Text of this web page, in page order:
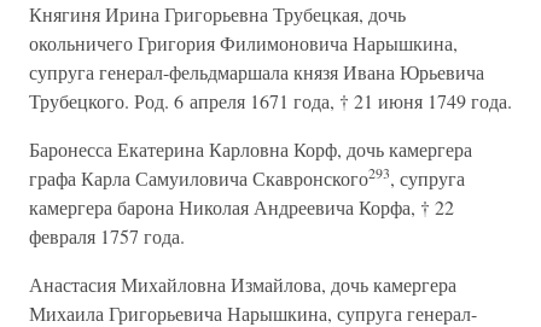
Княгиня Ирина Григорьевна Трубецкая, дочь
окольничего Григория Филимоновича Нарышкина,
супруга генерал-фельдмаршала князя Ивана Юрьевича
Трубецкого. Род. 6 апреля 1671 года, † 21 июня 1749 года.
Баронесса Екатерина Карловна Корф, дочь камергера
графа Карла Самуиловича Скавронского293, супруга
камергера барона Николая Андреевича Корфа, † 22
февраля 1757 года.
Анастасия Михайловна Измайлова, дочь камергера
Михаила Григорьевича Нарышкина, супруга генерал-